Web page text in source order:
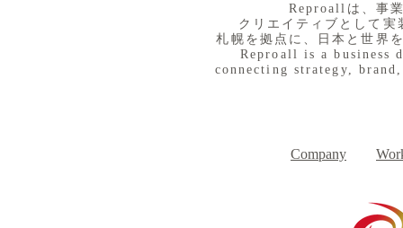
​Reproallは、事
クリエイティブとして
札幌を拠点に、日本と世界
Reproall is a business
connecting strategy,
Company